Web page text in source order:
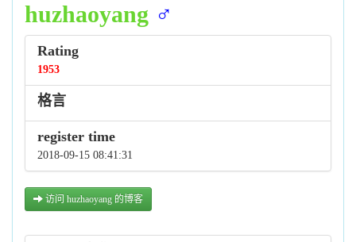
huzhaoyang ♂
Rating
1953
格言
register time
2018-09-15 08:41:31
访问 huzhaoyang 的博客